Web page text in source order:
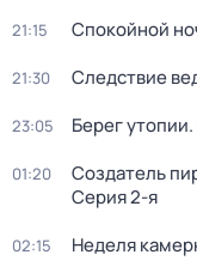
21:15 Спокойной
21:30 Следствие
23:05 Берег утопии
01:20 Создатель
Серия 2-я
02:15 Неделя